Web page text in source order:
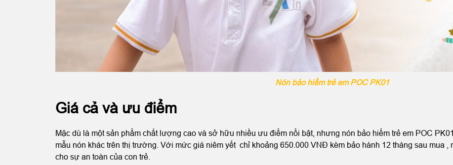
Nón bảo hiểm trẻ em POC PK01
Giá cả và ưu điểm
Mặc dù là một sản phẩm chất lượng cao và sở hữu nhiều ưu điểm nổi bật, nhưng nón bảo hiểm trẻ em POC
mẫu nón khác trên thị trường. Với mức giá niêm yết chỉ khoảng 650.000 VNĐ kèm bảo hành 12 tháng sau mua ,
cho sự an toàn của con trẻ.